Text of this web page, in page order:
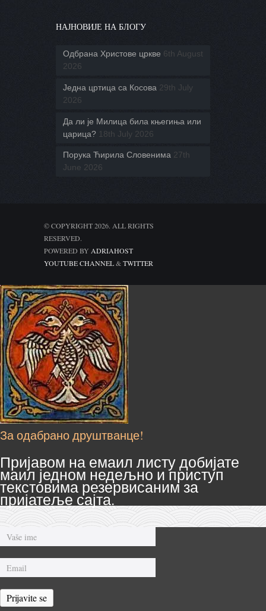
НАЈНОВИЈЕ НА БЛОГУ
Одбрана Христове цркве 6th August
2026
Једна цртица са Косова 29th July
2026
Да ли је Милица била књегиња или
царица? 18th July 2026
Порука Ћирила Словенима 27th
June 2026
© COPYRIGHT 2026. ALL RIGHTS
RESERVED.
POWERED BY ADRIAHOST
YOUTUBE CHANNEL& TWITTER
За одабрано друштванце!
Пријавом на емаил листу добијате
маил једном недељно и приступ
текстовима резервисаним за
пријатеље сајта.
Prijavite se